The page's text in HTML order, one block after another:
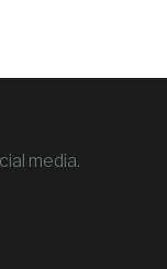
media.